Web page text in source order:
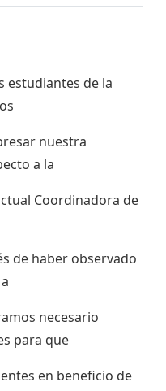
estudiantes de la
nuestra
a la
Coordinadora de
de haber observado
necesario
para que
en beneficio de